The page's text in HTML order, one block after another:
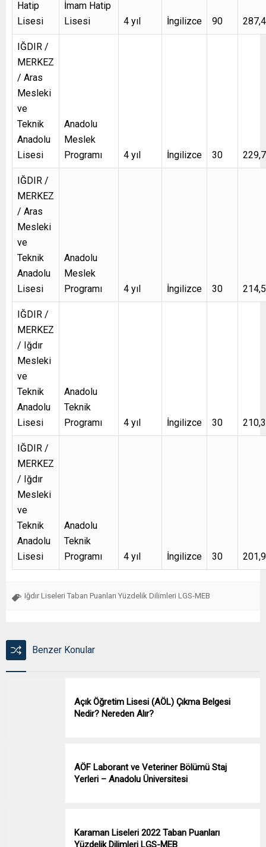
Hatip
Lisesi
İmam Hatip
Lisesi
4 yıl İngilizce 90
IĞDIR /
MERKEZ
/ Aras
Mesleki
ve
Teknik
Anadolu
Lisesi
Anadolu
Meslek
Programı
4 yıl İngilizce 30
IĞDIR /
MERKEZ
/ Aras
Mesleki
ve
Teknik
Anadolu
Lisesi
Anadolu
Meslek
Programı
4 yıl İngilizce 30
IĞDIR /
MERKEZ
/ Iğdır
Mesleki
ve
Teknik
Anadolu
Lisesi
Anadolu
Teknik
Programı
4 yıl İngilizce 30
IĞDIR /
MERKEZ
/ Iğdır
Mesleki
ve
Teknik
Anadolu
Lisesi
Anadolu
Teknik
Programı
4 yıl İngilizce 30
Iğdır Liseleri Taban Puanları Yüzdelik Dilimleri LGS-MEB
Benzer Konular
Açık Öğretim Lisesi (AÖL) Çıkma Belgesi
Nedir? Nereden Alır?
AÖF Laborant ve Veteriner Bölümü Staj
Yerleri – Anadolu Üniversitesi
Karaman Liseleri 2022 Taban Puanları
Yüzdelik Dilimleri LGS-MEB